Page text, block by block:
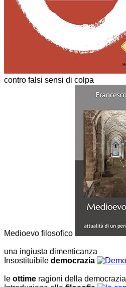
contro falsi sensi di colpa
Medioevo filosofico
una ingiusta dimenticanza
Insostituibile democrazia
le ottime ragioni della democrazia